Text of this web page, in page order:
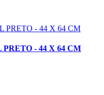
- 44 X 64 CM